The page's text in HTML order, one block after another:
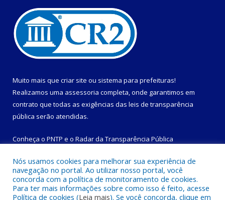
Muito mais que criar site ou sistema para prefeituras!
Realizamos uma assessoria completa, onde garantimos em
contrato que todas as exigências das leis de transparência
pública serão atendidas.
Conheça o PNTP e o Radar da Transparência Pública
Todos os direitos reservados a Prefeitura Municipal de
Nós usamos cookies para melhorar sua experiência de
navegação no portal. Ao utilizar nosso portal, você
concorda com a política de monitoramento de cookies.
Para ter mais informações sobre como isso é feito, acesse
Política de cookies (Leia mais). Se você concorda, clique em